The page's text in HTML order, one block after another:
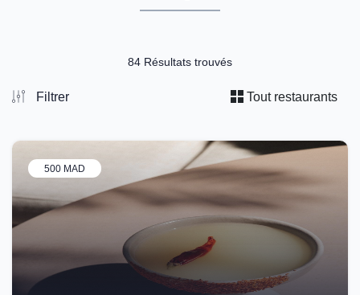
84 Résultats trouvés
Filtrer Tout restaurants
500 MAD